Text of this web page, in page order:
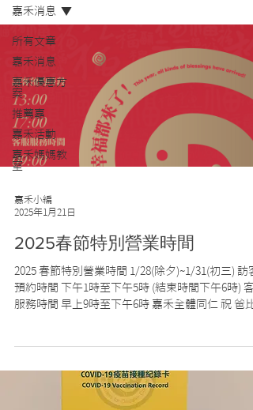
所有文章
嘉禾消息
嘉禾優惠方
案
推薦嘉
嘉禾活動
嘉禾媽媽教
室
嘉禾消息
嘉禾小編
2025年1月21日
2025春節特別營業時間
2025 春節特別營業時間 1/28(除夕)~1/31(初三) 訪客
預約時間 下午1時至下午5時 (結束時間下午6時) 客
服務時間 早上9時至下午6時 嘉禾全體同仁 祝 爸比